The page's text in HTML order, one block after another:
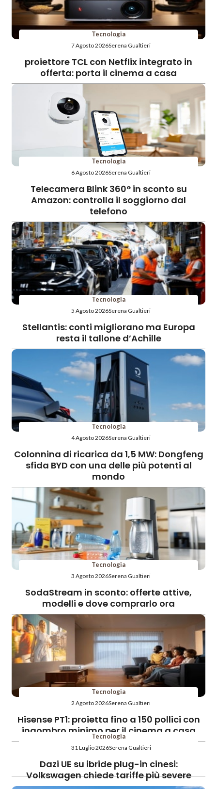
Tecnologia
7 Agosto 2026Serena Gualtieri
proiettore TCL con Netflix integrato in
offerta: porta il cinema a casa
Tecnologia
6 Agosto 2026Serena Gualtieri
Telecamera Blink 360° in sconto su
Amazon: controlla il soggiorno dal
telefono
Tecnologia
5 Agosto 2026Serena Gualtieri
Stellantis: conti migliorano ma Europa
resta il tallone d’Achille
Tecnologia
4 Agosto 2026Serena Gualtieri
Colonnina di ricarica da 1,5 MW: Dongfeng
sfida BYD con una delle più potenti al
mondo
Tecnologia
3 Agosto 2026Serena Gualtieri
SodaStream in sconto: offerte attive,
modelli e dove comprarlo ora
Tecnologia
2 Agosto 2026Serena Gualtieri
Hisense PT1: proietta fino a 150 pollici con
ingombro minimo per il cinema a casa
Tecnologia
31 Luglio 2026Serena Gualtieri
Dazi UE su ibride plug-in cinesi:
Volkswagen chiede tariffe più severe